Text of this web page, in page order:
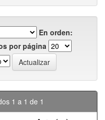
En orden:
por página
1 a 1 de 1